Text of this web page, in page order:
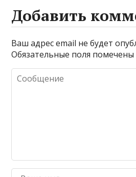
Добавить
Ваш адрес email не будет
Обязательные поля помечены